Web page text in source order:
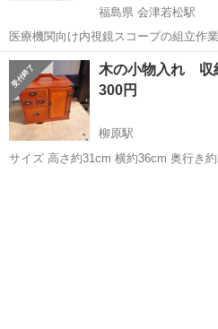
福島県 会津若松駅
医療機関向け内視鏡スコープの組立作
★◎20代～40代の男女活躍中！送迎あ
場あり★日払いあり◎空調完備で快適作
気の工場のお仕事 ◇医療機...
福島 会津若松市 会津若松駅
木の小物入れ 収
300円
柳原駅
サイズ 高さ約31cm 横約36cm 奥行き約21cm 状態は画像から